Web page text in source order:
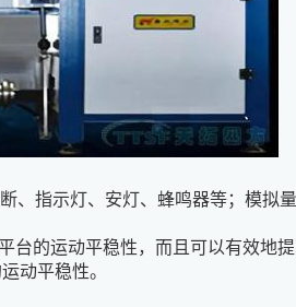
、指示灯、安灯、蜂鸣器等；模拟
的运动平稳性，而且可以有效地
动平稳性。